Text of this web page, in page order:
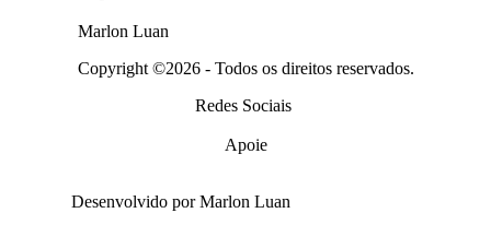
Marlon Luan
Copyright ©2026 - Todos os direitos reservados.
Redes Sociais
Apoie
Desenvolvido por Marlon Luan